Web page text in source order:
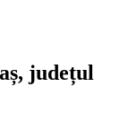
județul